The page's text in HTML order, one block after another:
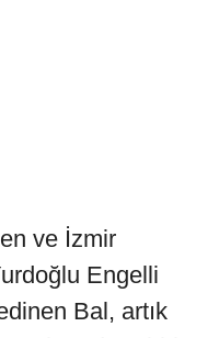
ve İzmir
Engelli
Bal, artık